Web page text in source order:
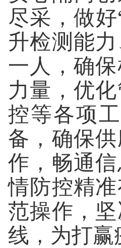
尽采，做
升检测能
一人，确
力量，优
控等各项
备，确保
作，畅通
情防控精
范操作，
线，为打赢